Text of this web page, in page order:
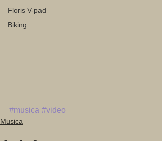
Floris V-pad
Biking
#musica #video
Musica